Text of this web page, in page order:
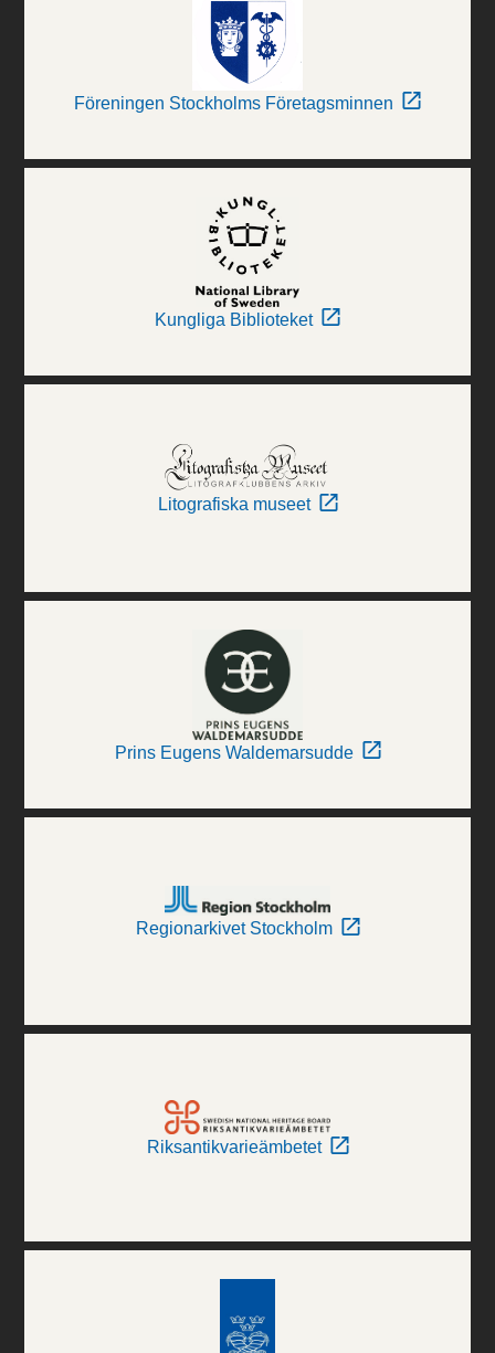
Föreningen Stockholms Företagsminnen
Kungliga Biblioteket
Litografiska museet
Prins Eugens Waldemarsudde
Regionarkivet Stockholm
Riksantikvarieämbetet